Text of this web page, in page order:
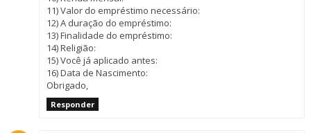
11) Valor do empréstimo necessário:
12) A duração do empréstimo:
13) Finalidade do empréstimo:
14) Religião:
15) Você já aplicado antes:
16) Data de Nascimento:
Obrigado,
Responder